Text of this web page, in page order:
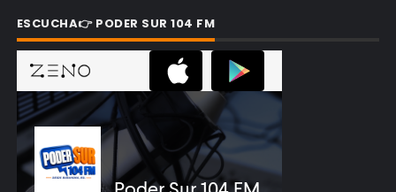
ESCUCHA👉 PODER SUR 104 FM